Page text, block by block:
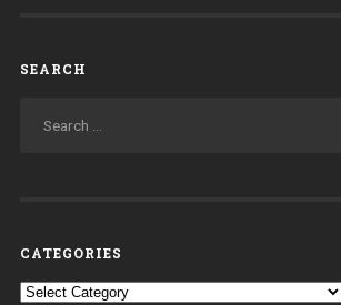
SEARCH
CATEGORIES
Categories